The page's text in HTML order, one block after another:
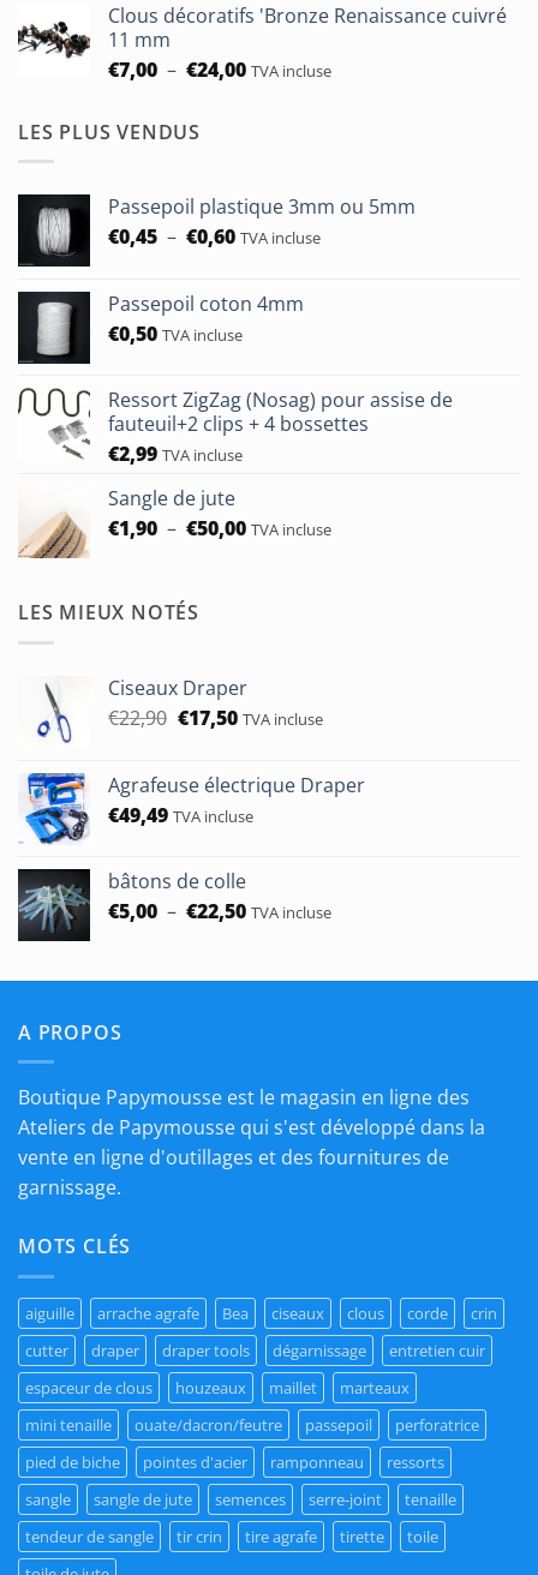
€6,50
€24,00
Clous décoratifs 'Bronze Renaissance cuivré
11 mm
€7,00 – €24,00Plage
€24,00
TVA incluse
LES PLUS VENDUS
Passepoil plastique 3mm ou 5mm
€0,45 – €0,60Plage
€0,45
à
TVA incluse
Passepoil coton 4mm
€0,50 TVA incluse
Ressort ZigZag (Nosag) pour assise de
fauteuil+2 clips + 4 bossettes
€2,99 TVA incluse
Sangle de jute
€1,90 – €50,00Plage
TVA incluse
LES MIEUX NOTÉS
Ciseaux Draper
€22,90 Le
était :
€22,90.
€17,50Le
est :
€17,50.
TVA incluse
Agrafeuse électrique Draper
€49,49 TVA incluse
bâtons de colle
€5,00 – €22,50Plage
€5,00
TVA incluse
A PROPOS
Boutique Papymousse est le magasin en ligne des
Ateliers de Papymousse qui s'est développé dans la
vente en ligne d'outillages et des fournitures de
garnissage.
MOTS CLÉS
aiguille arrache agrafe Bea ciseaux clous corde
crin
cutter
draper draper tools dégarnissage
entretien cuir
espaceur de clous
houzeaux maillet
marteaux
mini tenaille
ouate/dacron/feutre passepoil
perforatrice
pied de biche
pointes d'acier ramponneau
ressorts
sangle
sangle de jute semences serre-joint
tenaille
tendeur de sangle
tir crin tire agrafe tirette
toile